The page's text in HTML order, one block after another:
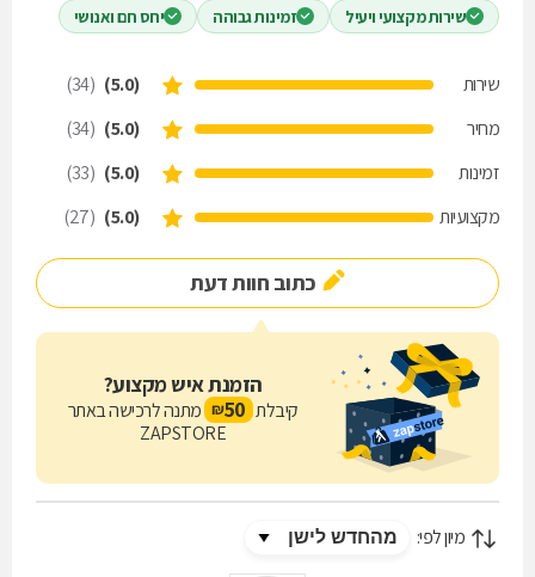
שירות מקצועי ויעיל זמינות גבוהה יחס חם ואנושי
שירות (5.0)
(34)
מחיר
(5.0)
(34)
זמינות
(5.0)
(33)
מקצועיות
(5.0)
(27)
כתוב חוות דעת
הזמנת איש מקצוע?
קיבלת 50
₪ מתנה לרכישה באתר
ZAPSTORE
מיון לפי: